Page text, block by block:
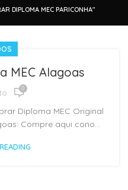
DIPLOMA MEC PARICONHA"
MEC Alagoas
0
Diploma MEC Original
Compre aqui cono...